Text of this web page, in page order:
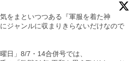
をまといつつある『軍服を着た神
ジャンルに収まりきらないだけなので
日」8/7・14合併号では、